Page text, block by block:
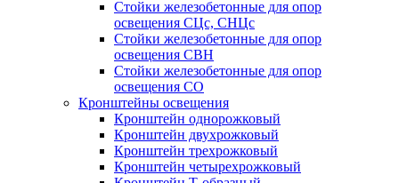
Стойки железобетонные для опор
освещения СЦс, СНЦс
Стойки железобетонные для опор
освещения СВН
Стойки железобетонные для опор
освещения СО
Кронштейны освещения
Кронштейн однорожковый
Кронштейн двухрожковый
Кронштейн трехрожковый
Кронштейн четырехрожковый